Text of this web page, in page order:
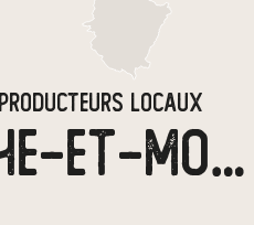
LOCAUX
EN MEURTHE-ET-MOSELLE